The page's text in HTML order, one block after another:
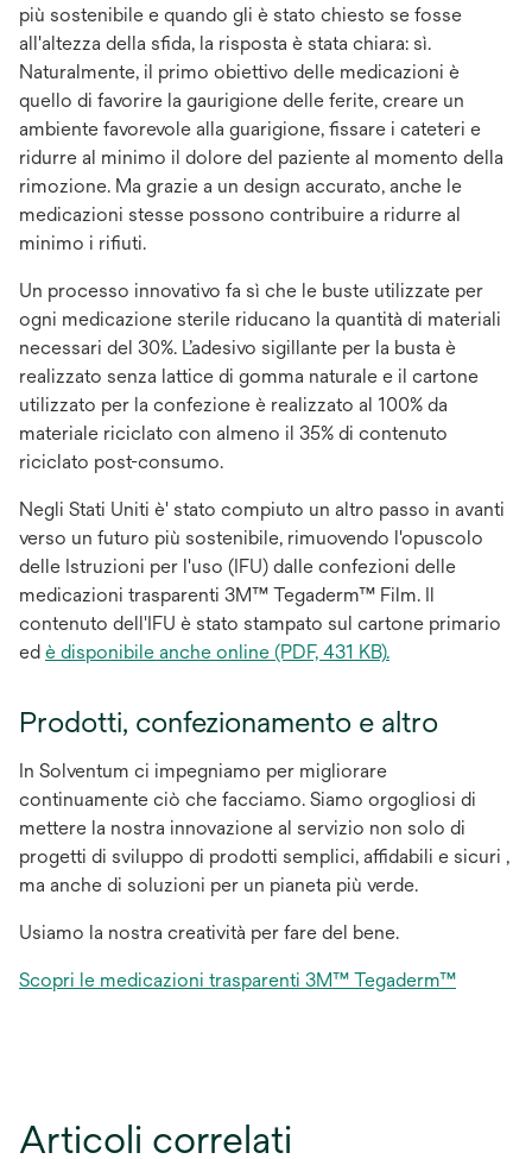
più sostenibile e quando gli è stato chiesto se fosse
all'altezza della sfida, la risposta è stata chiara: sì.
Naturalmente, il primo obiettivo delle medicazioni è
quello di favorire la gaurigione delle ferite, creare un
ambiente favorevole alla guarigione, fissare i cateteri e
ridurre al minimo il dolore del paziente al momento della
rimozione. Ma grazie a un design accurato, anche le
medicazioni stesse possono contribuire a ridurre al
minimo i rifiuti.
Un processo innovativo fa sì che le buste utilizzate per
ogni medicazione sterile riducano la quantità di materiali
necessari del 30%. L’adesivo sigillante per la busta è
realizzato senza lattice di gomma naturale e il cartone
utilizzato per la confezione è realizzato al 100% da
materiale riciclato con almeno il 35% di contenuto
riciclato post-consumo.
Negli Stati Uniti è' stato compiuto un altro passo in avanti
verso un futuro più sostenibile, rimuovendo l'opuscolo
delle Istruzioni per l'uso (IFU) dalle confezioni delle
medicazioni trasparenti 3M™ Tegaderm™ Film. Il
contenuto dell'IFU è stato stampato sul cartone primario
ed è disponibile anche online (PDF, 431 KB).si
in
una
scheda
Prodotti, confezionamento e altro
In Solventum ci impegniamo per migliorare
continuamente ciò che facciamo. Siamo orgogliosi di
mettere la nostra innovazione al servizio non solo di
progetti di sviluppo di prodotti semplici, affidabili e sicuri ,
ma anche di soluzioni per un pianeta più verde.
Usiamo la nostra creatività per fare del bene.
Scopri le medicazioni trasparenti 3M™ Tegaderm™si
Articoli correlati